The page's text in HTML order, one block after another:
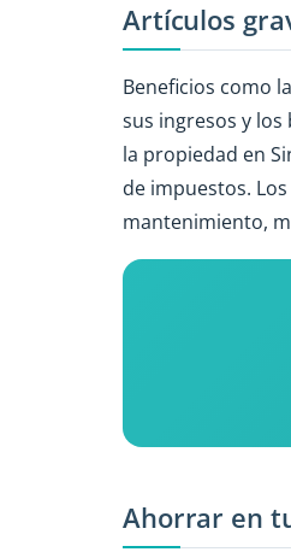
Artículos
Beneficios como
sus ingresos y
la propiedad en
de impuestos.
mantenimiento,
Ahorrar en